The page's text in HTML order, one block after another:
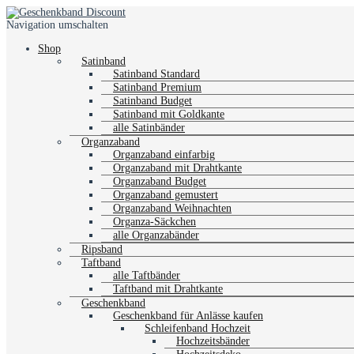
Navigation umschalten
Shop
Satinband
Satinband Standard
Satinband Premium
Satinband Budget
Satinband mit Goldkante
alle Satinbänder
Organzaband
Organzaband einfarbig
Organzaband mit Drahtkante
Organzaband Budget
Organzaband gemustert
Organzaband Weihnachten
Organza-Säckchen
alle Organzabänder
Ripsband
Taftband
alle Taftbänder
Taftband mit Drahtkante
Geschenkband
Geschenkband für Anlässe kaufen
Schleifenband Hochzeit
Hochzeitsbänder